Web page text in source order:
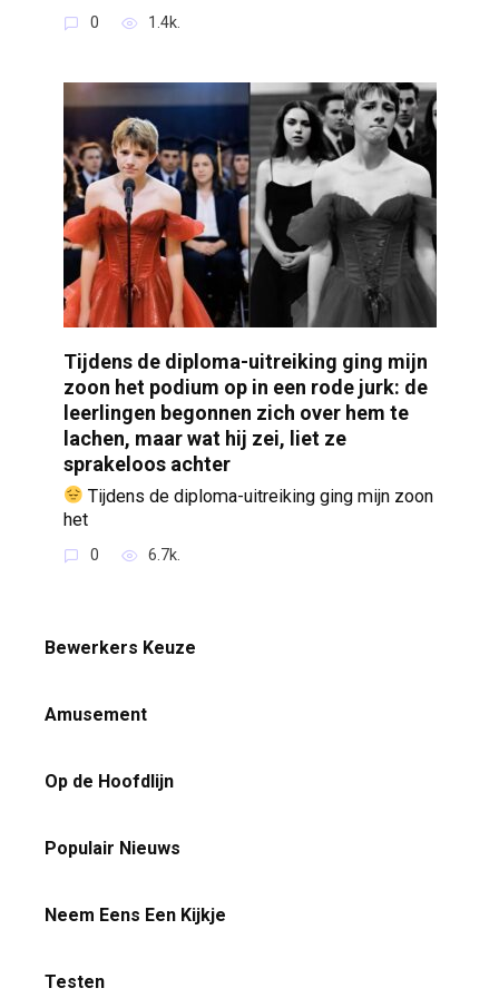
0 1.4k.
Tijdens de diploma-uitreiking ging mijn
zoon het podium op in een rode jurk: de
leerlingen begonnen zich over hem te
lachen, maar wat hij zei, liet ze
sprakeloos achter
Tijdens de diploma-uitreiking ging mijn zoon
het
0 6.7k.
Bewerkers Keuze
Amusement
Op de Hoofdlijn
Populair Nieuws
Neem Eens Een Kijkje
Testen